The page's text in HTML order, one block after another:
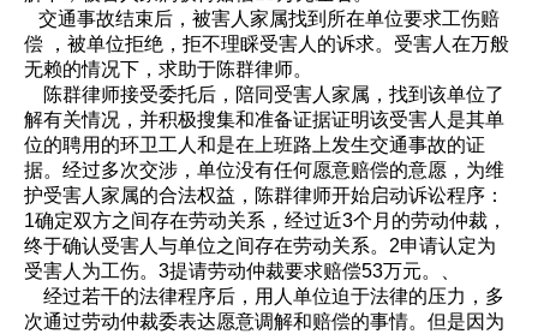
交通事故结束后，被害人家属找到所在单位要求工伤赔
偿 ，被单位拒绝，拒不理睬受害人的诉求。受害人在万般
无赖的情况下，求助于陈群律师。
陈群律师接受委托后，陪同受害人家属，找到该单位了
解有关情况，并积极搜集和准备证据证明该受害人是其单
位的聘用的环卫工人和是在上班路上发生交通事故的证
据。经过多次交涉，单位没有任何愿意赔偿的意愿，为维
护受害人家属的合法权益，陈群律师开始启动诉讼程序：
1确定双方之间存在劳动关系，经过近3个月的劳动仲裁，
终于确认受害人与单位之间存在劳动关系。2申请认定为
受害人为工伤。3提请劳动仲裁要求赔偿53万元。、
经过若干的法律程序后，用人单位迫于法律的压力，多
次通过劳动仲裁委表达愿意调解和赔偿的事情。但是因为